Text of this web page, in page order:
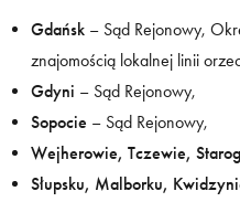
Gdańsk – Sąd Rejonowy,
znajomością lokalnej linii
Gdyni – Sąd Rejonowy,
Sopocie – Sąd Rejonowy,
Wejherowie, Tczewie,
Słupsku, Malborku,